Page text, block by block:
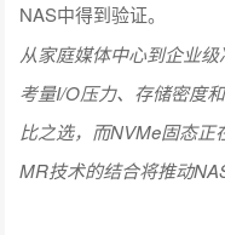
NAS中得到验证。
从家庭媒体中心到企业
考量I/O压力、存储密度
比之选，而NVMe固态正
MR技术的结合将推动